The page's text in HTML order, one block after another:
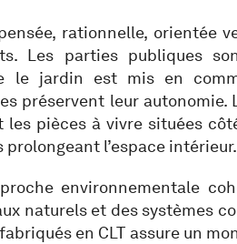
rationnelle, orientée
Les parties publiques
le jardin est mis en
préservent leur autonomie.
pièces à vivre situées
l’espace intérieur.
environnementale
naturels et des systèmes
en CLT assure un